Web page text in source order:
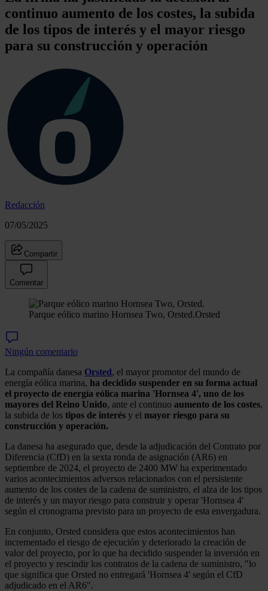
continuo aumento de los costes, la subida
de los tipos de interés y el mayor riesgo
para su construcción y operación
Redacción
07/05/2025
Compartir
Comentar
Parque eólico marino Hornsea Two, Orsted.Orsted
Ningún comentario
La compañía danesa Orsted, el mayor promotor del mundo de
energía eólica marina, ha decidido suspender en su forma actual
el proyecto de energía eólica marina 'Hornsea 4', uno de los
mayores del Reino Unido, ante el continuo aumento de los costes,
la subida de los tipos de interés y el mayor riesgo para su
construcción y operación.
La danesa ha asegurado que, desde la adjudicación del Contrato por
Diferencia (CfD) en la sexta ronda de asignación (AR6) en
septiembre de 2024, el proyecto de 2400 MW ha experimentado
varios acontecimientos adversos relacionados con el persistente
aumento de los costes de la cadena de suministro, el alza de los tipos
de interés y un mayor riesgo para construir y operar 'Hornsea 4'
según el cronograma previsto para un proyecto de esta envergadura.
En conjunto, Orsted considera que estos acontecimientos han
incrementado el riesgo de ejecución y deteriorado la creación de
valor del proyecto, por lo que ha decidido suspender la inversión en
el proyecto y rescindir los contratos de la cadena de suministro, "lo
que significa que Orsted no entregará 'Hornsea 4' según el CfD
adjudicado en el AR6".